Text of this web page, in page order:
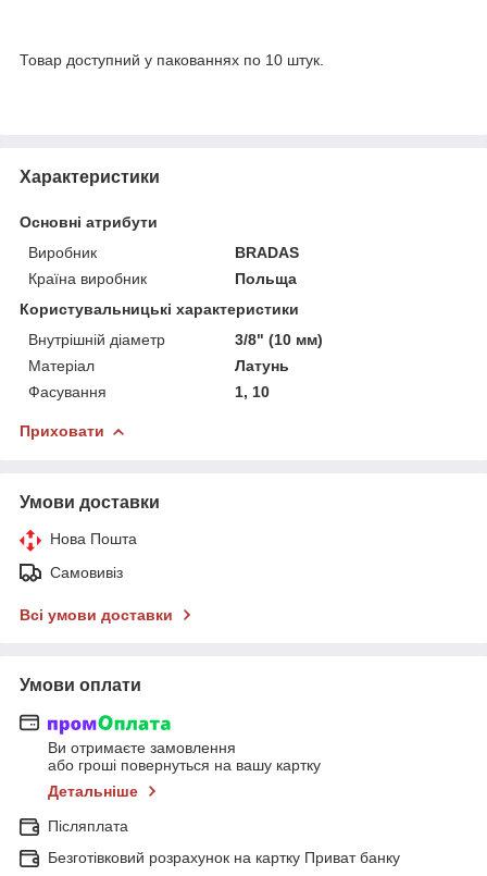
Товар доступний у пакованнях по 10 штук.
Характеристики
Основні атрибути
Виробник
BRADAS
Країна виробник
Польща
Користувальницькі характеристики
Внутрішній діаметр
3/8" (10 мм)
Матеріал
Латунь
Фасування
1, 10
Приховати
Умови доставки
Нова Пошта
Самовивіз
Всі умови доставки
Умови оплати
Ви отримаєте замовлення
або гроші повернуться на вашу картку
Детальніше
Післяплата
Безготівковий розрахунок на картку Приват банку